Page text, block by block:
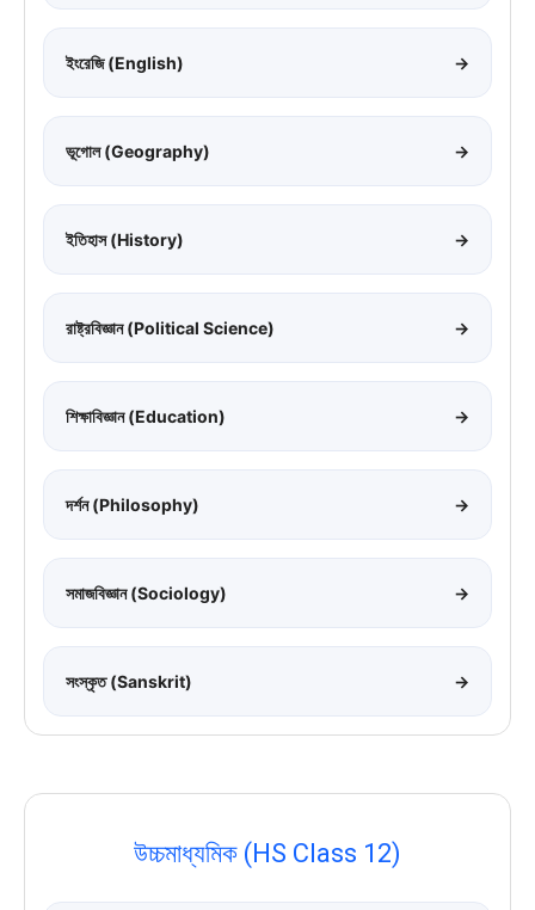
ইংরেজি (English) →
ভূগোল (Geography) →
ইতিহাস (History) →
রাষ্ট্রবিজ্ঞান (Political Science) →
শিক্ষাবিজ্ঞান (Education) →
দর্শন (Philosophy) →
সমাজবিজ্ঞান (Sociology) →
সংস্কৃত (Sanskrit) →
উচ্চমাধ্যমিক (HS Class 12)